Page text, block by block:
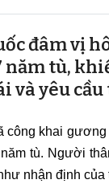
đâm vị
năm tù,
và yêu
công khai
tù. Người
nhận định của